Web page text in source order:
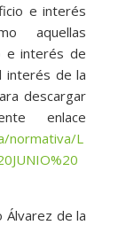
e interés
aquellas
e interés de
interés de la
descargar
enlace
normativa/L
Álvarez de la